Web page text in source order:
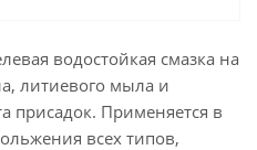
водостойкая смазка на
литиевого мыла и
присадок. Применяется в
всех типов,